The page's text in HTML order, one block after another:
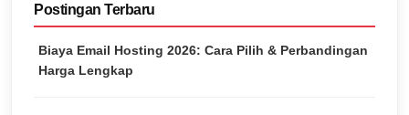
Postingan Terbaru
Biaya Email Hosting 2026: Cara Pilih & Perbandingan
Harga Lengkap